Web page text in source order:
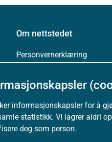
informasjonskapsler for å
statistikk. Vi lagrer aldri
deg som person.
Om nettstedet
Personvernerklæring
Tilgjengelighetserklæring
Besøksstatistikk og
Nyhetsvarsel og abonnement